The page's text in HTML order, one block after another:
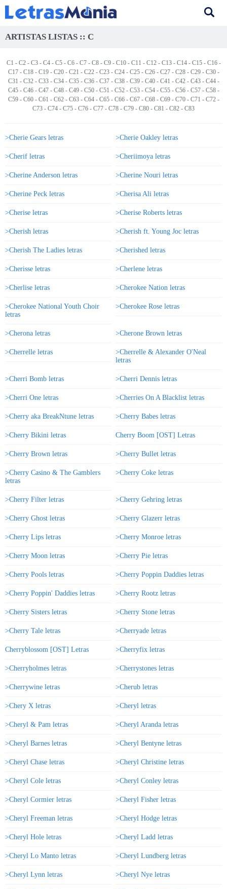
ARTISTAS LISTAS :: C
C1 - C2- C3- C4- C5- C6- C7- C8- C9- C10- C11 - C12- C13- C14- C15- C16-
C17- C18- C19- C20- C21 - C22- C23- C24- C25- C26- C27- C28- C29- C30-
C31 - C32- C33- C34- C35 - C36- C37- C38- C39- C40- C41 - C42- C43- C44-
C45- C46- C47- C48- C49- C50- C51 - C52- C53- C54- C55- C56- C57- C58-
C59- C60- C61 - C62- C63- C64- C65- C66- C67- C68- C69- C70- C71 - C72-
C73 - C74 - C75 - C76 - C77 - C78 - C79 - C80 - C81 - C82 - C83
>Cherie Gears letras >Cherie Oakley letras
>Cherif letras >Cheriimoya letras
>Cherine Anderson letras >Cherine Nouri letras
>Cherine Peck letras >Cherisa Ali letras
>Cherise letras >Cherise Roberts letras
>Cherish letras >Cherish ft. Young Joc letras
>Cherish The Ladies letras >Cherished letras
>Cherisse letras >Cherlene letras
>Cherlise letras >Cherokee Nation letras
>Cherokee National Youth Choir
letras
>Cherokee Rose letras
>Cherona letras >Cherone Brown letras
>Cherrelle letras
>Cherrelle & Alexander O'Neal
letras
>Cherri Bomb letras >Cherri Dennis letras
>Cherri One letras >Cherries On A Blacklist letras
>Cherry aka BreakNtune letras >Cherry Babes letras
>Cherry Bikini letras Cherry Boom [OST] Letras
>Cherry Brown letras >Cherry Bullet letras
>Cherry Casino & The Gamblers
letras
>Cherry Coke letras
>Cherry Filter letras >Cherry Gehring letras
>Cherry Ghost letras >Cherry Glazerr letras
>Cherry Lips letras >Cherry Monroe letras
>Cherry Moon letras >Cherry Pie letras
>Cherry Pools letras >Cherry Poppin Daddies letras
>Cherry Poppin' Daddies letras >Cherry Rootz letras
>Cherry Sisters letras >Cherry Stone letras
>Cherry Tale letras >Cherryade letras
Cherryblossom [OST] Letras >Cherryfix letras
>Cherryholmes letras >Cherrystones letras
>Cherrywine letras >Cherub letras
>Chery X letras >Cheryl letras
>Cheryl & Pam letras >Cheryl Aranda letras
>Cheryl Barnes letras >Cheryl Bentyne letras
>Cheryl Chase letras >Cheryl Christine letras
>Cheryl Cole letras >Cheryl Conley letras
>Cheryl Cormier letras >Cheryl Fisher letras
>Cheryl Freeman letras >Cheryl Hodge letras
>Cheryl Hole letras >Cheryl Ladd letras
>Cheryl Lo Manto letras >Cheryl Lundberg letras
>Cheryl Lynn letras >Cheryl Nye letras